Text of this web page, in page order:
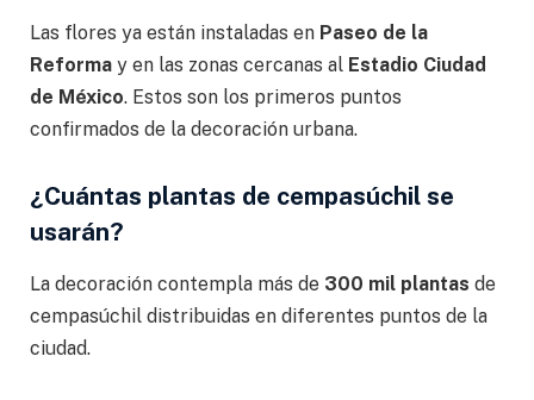
Las flores ya están instaladas en Paseo de la
Reforma y en las zonas cercanas al Estadio Ciudad
de México. Estos son los primeros puntos
confirmados de la decoración urbana.
¿Cuántas plantas de cempasúchil se
usarán?
La decoración contempla más de 300 mil plantas de
cempasúchil distribuidas en diferentes puntos de la
ciudad.